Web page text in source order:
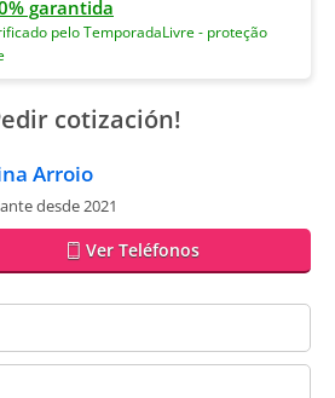
garantida
pelo TemporadaLivre - proteção
cotización!
Arroio
desde 2021
Ver Teléfonos